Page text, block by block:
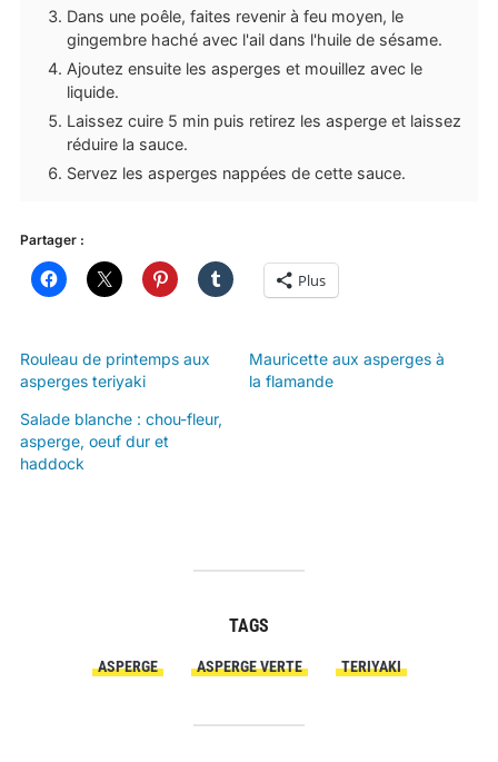
Dans une poêle, faites revenir à feu moyen, le
gingembre haché avec l'ail dans l'huile de sésame.
Ajoutez ensuite les asperges et mouillez avec le
liquide.
Laissez cuire 5 min puis retirez les asperge et laissez
réduire la sauce.
Servez les asperges nappées de cette sauce.
Partager :
Plus
Rouleau de printemps aux
asperges teriyaki
Mauricette aux asperges à
la flamande
Salade blanche : chou-fleur,
asperge, oeuf dur et
haddock
TAGS
ASPERGE ASPERGE VERTE TERIYAKI